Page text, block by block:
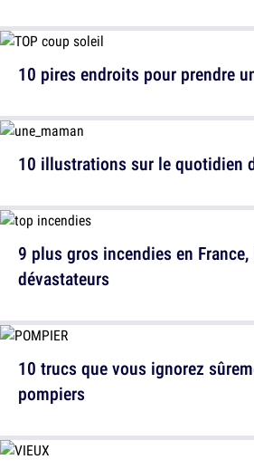
10 illustrations sur le quotidien
10 trucs que vous ignorez
pompiers
10 pires endroits pour prendre
9 plus gros incendies en
dévastateurs